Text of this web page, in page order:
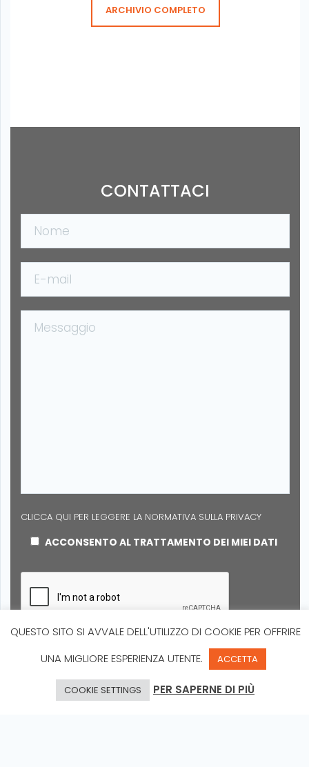
ARCHIVIO COMPLETO
CONTATTACI
CLICCA QUI PER LEGGERE LA NORMATIVA SULLA PRIVACY
ACCONSENTO AL TRATTAMENTO DEI MIEI DATI
INFO@SUNBRACKET.COM
QUESTO SITO SI AVVALE DELL'UTILIZZO DI COOKIE PER OFFRIRE
UNA MIGLIORE ESPERIENZA UTENTE.
ACCETTA
COOKIE SETTINGS PER SAPERNE DI PIÙ